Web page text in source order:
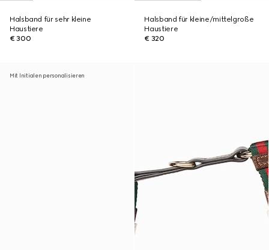
Halsband für sehr kleine
Haustiere
€ 300
Halsband für kleine/mittelgroße
Haustiere
€ 320
Mit Initialen personalisieren